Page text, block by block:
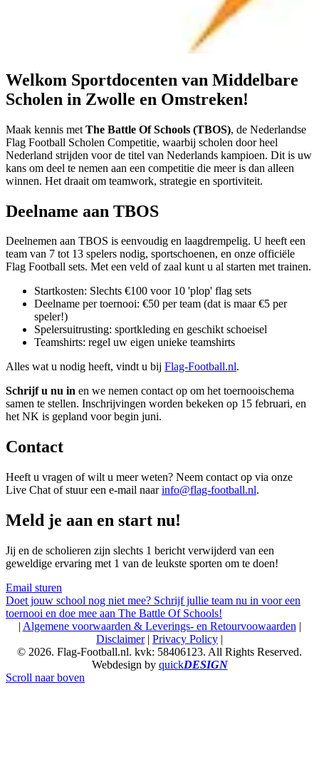
Welkom Sportdocenten van Middelbare
Scholen in Zwolle en Omstreken!
Maak kennis met The Battle Of Schools (TBOS), de Nederlandse
Flag Football Scholen Competitie, waarbij scholen door heel
Nederland strijden voor de titel van Nederlands kampioen. Dit is uw
kans om deel te nemen aan een competitie die meer is dan alleen
winnen. Het draait om teamwork, strategie en sportiviteit.
Deelname aan TBOS
Deelnemen aan TBOS is eenvoudig en laagdrempelig. U heeft een
team van 7 tot 13 spelers nodig, sportschoenen, en onze officiële
Flag Football sets. Met een veld of zaal kunt u al starten met trainen.
Startkosten: Slechts €100 voor 10 'plop' flag sets
Deelname per toernooi: €50 per team (dat is maar €5 per
speler!)
Spelersuitrusting: sportkleding en geschikt schoeisel
Teamshirts: regel uw eigen unieke teamshirts
Alles wat u nodig heeft, vindt u bij Flag-Football.nl.
Schrijf u nu in en we nemen contact op om het toernooischema
samen te stellen. Inschrijvingen worden bekeken op 15 februari, en
het NK is gepland voor begin juni.
Contact
Heeft u vragen of wilt u meer weten? Neem contact op via onze
Live Chat of stuur een e-mail naarinfo@flag-football.nl.
Meld je aan en start nu!
Jij en de scholieren zijn slechts 1 bericht verwijderd van een
geweldige ervaring met 1 van de leukste sporten om te doen!
Email sturen
Doet jouw school nog niet mee? Schrijf jullie team nu in voor een
toernooi en doe mee aan The Battle Of Schools!
| Algemene voorwaarden & Leverings- en Retourvoowaarden |
Disclaimer| Privacy Policy |
© 2026. Flag-Football.nl. kvk: 58406123. All Rights Reserved.
Webdesign by quickDESIGN
Scroll naar boven